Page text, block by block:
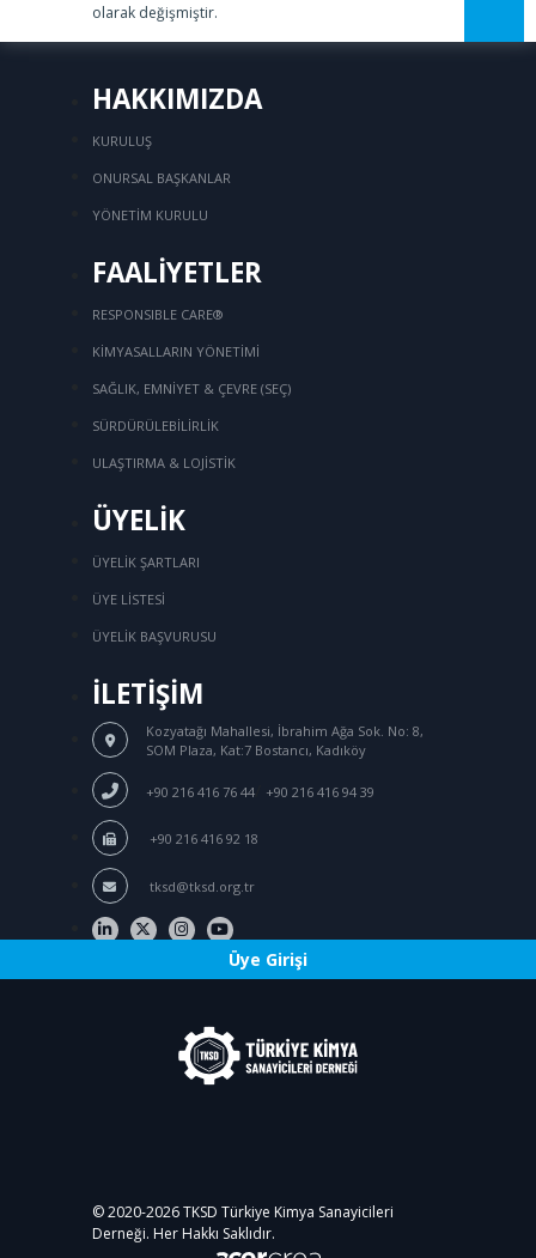
Üye Girişi
olarak değişmiştir.
HAKKIMIZDA
KURULUŞ
ONURSAL BAŞKANLAR
YÖNETİM KURULU
FAALİYETLER
RESPONSIBLE CARE®
KİMYASALLARIN YÖNETİMİ
SAĞLIK, EMNİYET & ÇEVRE (SEÇ)
SÜRDÜRÜLEBİLİRLİK
ULAŞTIRMA & LOJİSTİK
ÜYELİK
ÜYELİK ŞARTLARI
ÜYE LİSTESİ
ÜYELİK BAŞVURUSU
İLETİŞİM
Kozyatağı Mahallesi, İbrahim Ağa Sok. No: 8,
SOM Plaza, Kat:7 Bostancı, Kadıköy
+90 216 416 76 44/ +90 216 416 94 39
+90 216 416 92 18
tksd@tksd.org.tr
© 2020-2026TKSD Türkiye Kimya Sanayicileri
Derneği. Her Hakkı Saklıdır.